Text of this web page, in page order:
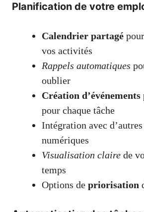
Planification de votre
Calendrier partagé
vos activités
Rappels automatiques
oublier
Création d’événements
pour chaque tâche
Intégration avec
numériques
Visualisation claire de
temps
Options de priorisation